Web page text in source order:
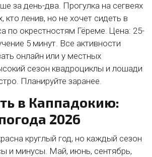
за день-два. Прогулка на сегвеях
кто ленив, но не хочет сидеть в
по окрестностям Гёреме. Цена: 25-
5 минут. Все активности
онлайн или у местных
сезон квадроциклы и лошади
Планируйте заранее.
в Каппадокию:
2026
круглый год, но каждый сезон
и минусы. Май, июнь, сентябрь,